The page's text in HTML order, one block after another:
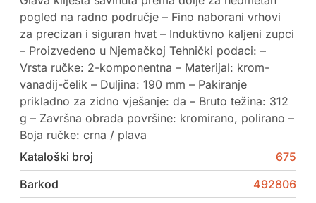
pogled na radno područje – Fino naborani vrhovi
za precizan i siguran hvat – Induktivno kaljeni zupci
– Proizvedeno u Njemačkoj Tehnički podaci: –
Vrsta ručke: 2-komponentna – Materijal: krom-
vanadij-čelik – Duljina: 190 mm – Pakiranje
prikladno za zidno vješanje: da – Bruto težina: 312
g – Završna obrada površine: kromirano, polirano –
Boja ručke: crna / plava
Kataloški broj
675
Barkod
492806